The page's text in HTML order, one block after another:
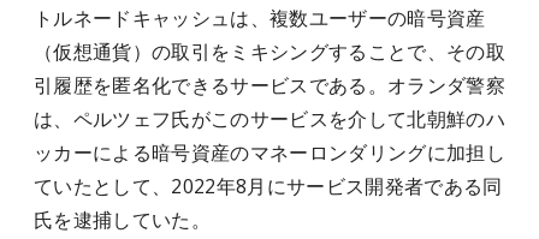
トルネードキャッシュは、複数ユーザーの暗号資産
（仮想通貨）の取引をミキシングすることで、その取
引履歴を匿名化できるサービスである。オランダ警察
は、ペルツェフ氏がこのサービスを介して北朝鮮のハ
ッカーによる暗号資産のマネーロンダリングに加担し
ていたとして、2022年8月にサービス開発者である同
氏を逮捕していた。